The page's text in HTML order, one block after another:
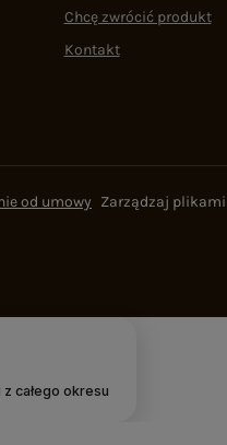
Chcę zwrócić produkt
Kontakt
od umowy Zarządzaj
z całego okresu